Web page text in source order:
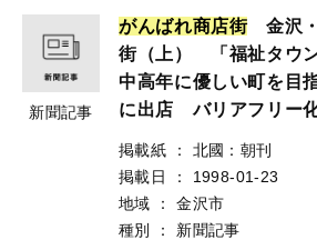
新聞記事
がんばれ商店街金沢・
街（上） 「福祉タウ
中高年に優しい町を目
に出店 バリアフリー
掲載紙 ：
北國：朝刊
掲載日
：
1998-01-23
地域
：
金沢市
種別
： 新聞記事